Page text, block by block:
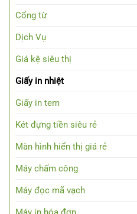
Cổng từ
Dịch Vụ
Giá kệ siêu thị
Giấy in nhiệt
Giấy in tem
Két đựng tiền siêu rẻ
Màn hình hiển thị giá rẻ
Máy chấm công
Máy đọc mã vạch